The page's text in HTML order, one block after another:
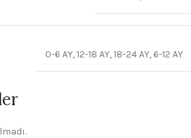
0-6 AY,12-18 AY,18-24 AY, 6-12 AY